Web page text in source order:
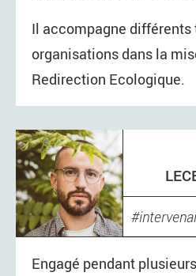
Il accompagne
organisations dans la
Redirection Ecologique.
Engagé pendant